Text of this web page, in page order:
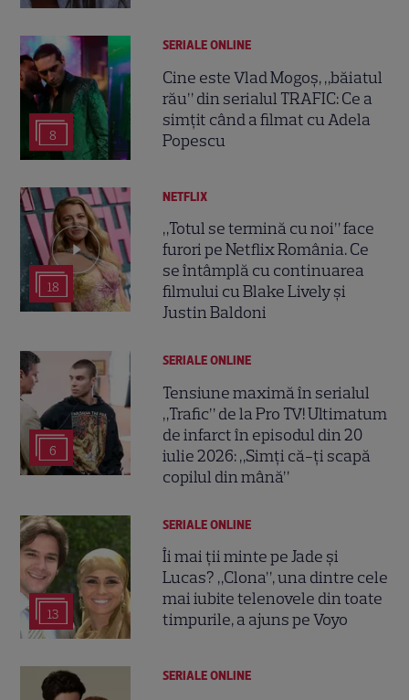
8
SERIALE ONLINE
Cine este Vlad Mogoș, „băiatul
rău” din serialul TRAFIC: Ce a
simțit când a filmat cu Adela
Popescu
18
NETFLIX
„Totul se termină cu noi” face
furori pe Netflix România. Ce
se întâmplă cu continuarea
filmului cu Blake Lively și
Justin Baldoni
6
SERIALE ONLINE
Tensiune maximă în serialul
„Trafic” de la Pro TV! Ultimatum
de infarct în episodul din 20
iulie 2026: „Simți că-ți scapă
copilul din mână”
13
SERIALE ONLINE
Îi mai ții minte pe Jade și
Lucas? „Clona”, una dintre cele
mai iubite telenovele din toate
timpurile, a ajuns pe Voyo
SERIALE ONLINE